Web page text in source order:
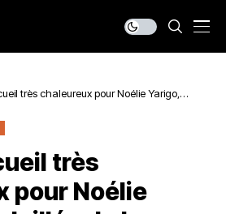
très chaleureux pour Noélie Yarigo,
très
pour Noélie